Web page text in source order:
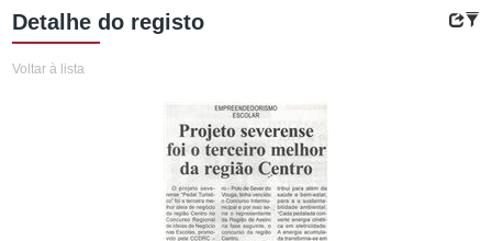
Detalhe do registo
Voltar à lista